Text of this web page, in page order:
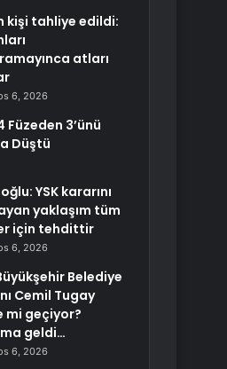
kişi tahliye edildi:
atları
6, 2026
Füzeden 3’ünü
Düştü
YSK kararını
yaklaşım tüm
için tehdittir
6, 2026
Belediye
Cemil Tugay
mi geçiyor?
geldi…
6, 2026